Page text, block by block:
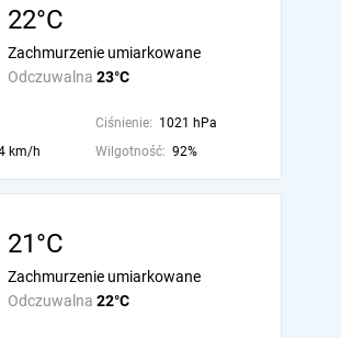
22°C
Odczuwalna 23°C
Zachmurzenie umiarkowane
Ciśnienie: 1021 hPa
km/h Wilgotność: 92%
21°C
Odczuwalna 22°C
Zachmurzenie umiarkowane